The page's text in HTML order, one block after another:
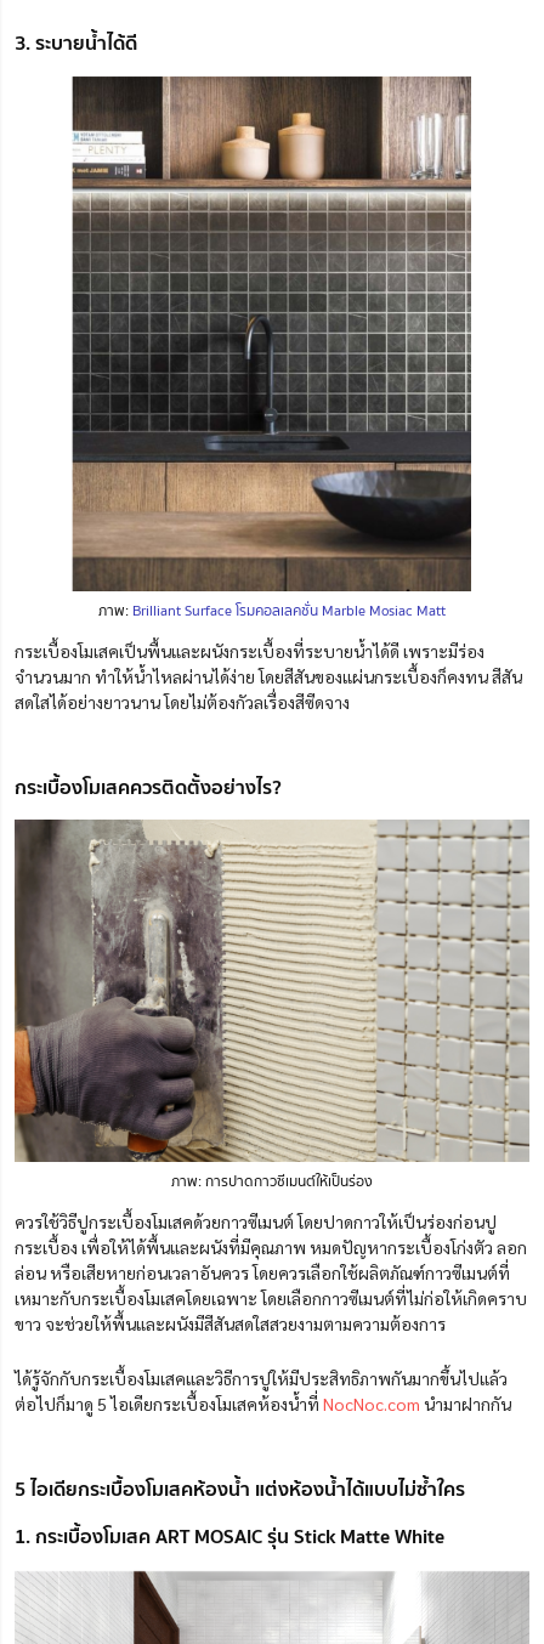
3. ระบายน้ำได้ดี
ภาพ: Brilliant Surface โรมคอลเลคชั่น Marble Mosiac Matt
กระเบื้องโมเสคเป็นพื้นและผนังกระเบื้องที่ระบายน้ำได้ดี เพราะมีร่อง
จำนวนมาก ทำให้น้ำไหลผ่านได้ง่าย โดยสีสันของแผ่นกระเบื้องก็คงทน สีสัน
สดใสได้อย่างยาวนาน โดยไม่ต้องกัวลเรื่องสีซีดจาง
กระเบื้องโมเสคควรติดตั้งอย่างไร?
ภาพ: การปาดกาวซีเมนต์ให้เป็นร่อง
ควรใช้วิธีปูกระเบื้องโมเสคด้วยกาวซีเมนต์ โดยปาดกาวให้เป็นร่องก่อนปู
กระเบื้อง เพื่อให้ได้พื้นและผนังที่มีคุณภาพ หมดปัญหากระเบื้องโก่งตัว ลอก
ล่อน หรือเสียหายก่อนเวลาอันควร โดยควรเลือกใช้ผลิตภัณฑ์กาวซีเมนต์ที่
เหมาะกับกระเบื้องโมเสคโดยเฉพาะ โดยเลือกกาวซีเมนต์ที่ไม่ก่อให้เกิดคราบ
ขาว จะช่วยให้พื้นและผนังมีสีสันสดใสสวยงามตามความต้องการ
ได้รู้จักกับกระเบื้องโมเสคและวิธีการปูให้มีประสิทธิภาพกันมากขึ้นไปแล้ว
ต่อไปก็มาดู 5 ไอเดียกระเบื้องโมเสคห้องน้ำที่ NocNoc.com นำมาฝากกัน
5 ไอเดียกระเบื้องโมเสคห้องน้ำ แต่งห้องน้ำได้แบบไม่ซ้ำใคร
1. กระเบื้องโมเสค ART MOSAIC รุ่น Stick Matte White